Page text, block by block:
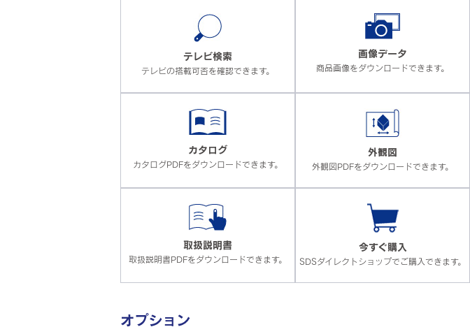
テレビ検索
テレビの搭載可否を確認できます。
画像データ
商品画像をダウンロードできます。
カタログ
カタログPDFをダウンロードできます。
外観図
外観図PDFをダウンロードできます。
取扱説明書
取扱説明書PDFをダウンロードできます。
今すぐ購入
SDSダイレクトショップでご購入できます。
オプション